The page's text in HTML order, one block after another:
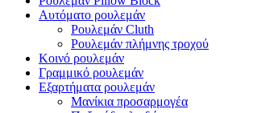
Αυτόματο ρουλεμάν
Ρουλεμάν Cluth
Ρουλεμάν πλήμνης τροχού
Κοινό ρουλεμάν
Γραμμικό ρουλεμάν
Εξαρτήματα ρουλεμάν
Μανίκια προσαρμογέα